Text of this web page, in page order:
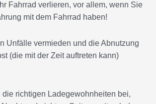
mit dem Fahrrad haben!
(die mit der Zeit auftreten kann)
und nicht zu Spitzenzeiten laden,